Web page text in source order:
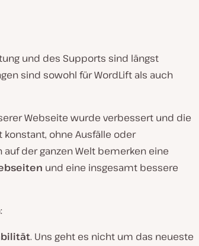
und des Supports sind längst
sind sowohl für WordLift als auch
Webseite wurde verbessert und die
ohne Ausfälle oder
der ganzen Welt bemerken eine
und eine insgesamt bessere
. Uns geht es nicht um das neueste